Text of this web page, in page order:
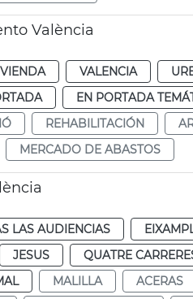
València
VALENCIA
EN PORTADA
REHABILITACIÓN
MERCADO DE ABASTOS
LAS AUDIENCIAS
JESUS QUATRE
MALILLA ACERAS